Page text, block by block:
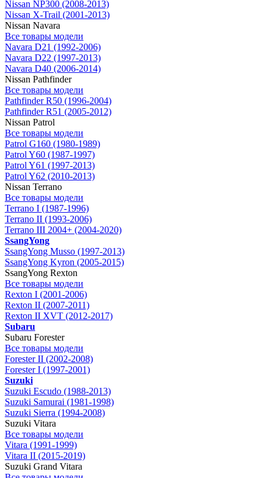
Nissan NP300 (2008-2013)
Nissan X-Trail (2001-2013)
Nissan Navara
Все товары модели
Navara D21 (1992-2006)
Navara D22 (1997-2013)
Navara D40 (2006-2014)
Nissan Pathfinder
Все товары модели
Pathfinder R50 (1996-2004)
Pathfinder R51 (2005-2012)
Nissan Patrol
Все товары модели
Patrol G160 (1980-1989)
Patrol Y60 (1987-1997)
Patrol Y61 (1997-2013)
Patrol Y62 (2010-2013)
Nissan Terrano
Все товары модели
Terrano I (1987-1996)
Terrano II (1993-2006)
Terrano III 2004+ (2004-2020)
SsangYong
SsangYong Musso (1997-2013)
SsangYong Kyron (2005-2015)
SsangYong Rexton
Все товары модели
Rexton I (2001-2006)
Rexton II (2007-2011)
Rexton II XVT (2012-2017)
Subaru
Subaru Forester
Все товары модели
Forester II (2002-2008)
Forester I (1997-2001)
Suzuki
Suzuki Escudo (1988-2013)
Suzuki Samurai (1981-1998)
Suzuki Sierra (1994-2008)
Suzuki Vitara
Все товары модели
Vitara (1991-1999)
Vitara II (2015-2019)
Suzuki Grand Vitara